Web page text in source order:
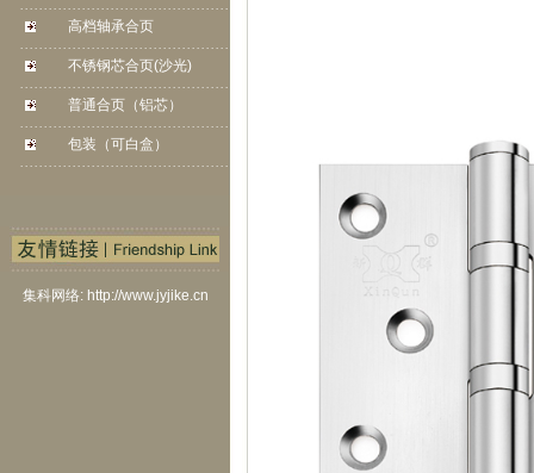
. . . . . . . . . . . . . . . . . . . . . . . . . . . . . . . . . . . . . . . . . . . . . . .
高档轴承合页
. . . . . . . . . . . . . . . . . . . . . . . . . . . . . . . . . . . . . . . . . . . . . . .
不锈钢芯合页(沙光)
. . . . . . . . . . . . . . . . . . . . . . . . . . . . . . . . . . . . . . . . . . . . . . .
普通合页（铝芯）
. . . . . . . . . . . . . . . . . . . . . . . . . . . . . . . . . . . . . . . . . . . . . . .
包装（可白盒）
. . . . . . . . . . . . . . . . . . . . . . . . . . . . . . . . . . . . . . . . . . . . . . .
集科网络: http://www.jyjike.cn